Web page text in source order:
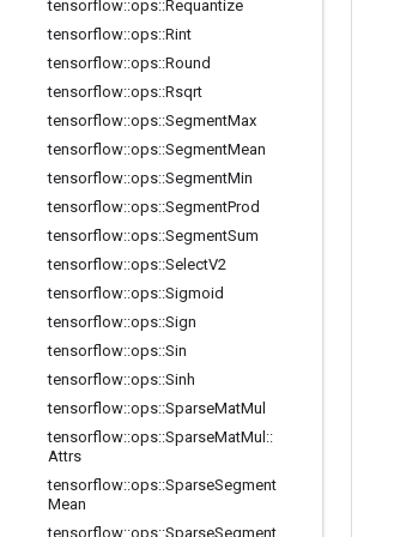
tensorflow::ops::Requantize
tensorflow::ops::Rint
tensorflow::ops::Round
tensorflow::ops::Rsqrt
tensorflow::ops::SegmentMax
tensorflow::ops::SegmentMean
tensorflow::ops::SegmentMin
tensorflow::ops::SegmentProd
tensorflow::ops::SegmentSum
tensorflow::ops::SelectV2
tensorflow::ops::Sigmoid
tensorflow::ops::Sign
tensorflow::ops::Sin
tensorflow::ops::Sinh
tensorflow::ops::SparseMatMul
tensorflow::ops::SparseMatMul ::
Attrs
tensorflow::ops::SparseSegment
Mean
tensorflow::ops::SparseSegment